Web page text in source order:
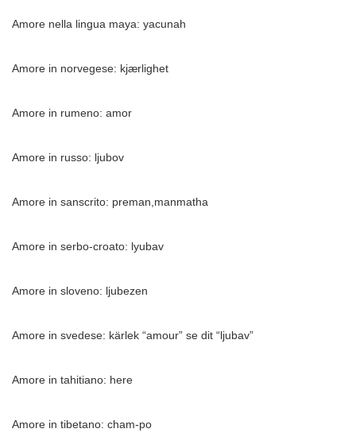
Amore nella lingua maya: yacunah
Amore in norvegese: kjærlighet
Amore in rumeno: amor
Amore in russo: ljubov
Amore in sanscrito: preman,manmatha
Amore in serbo-croato: lyubav
Amore in sloveno: ljubezen
Amore in svedese: kärlek “amour” se dit “ljubav”
Amore in tahitiano: here
Amore in tibetano: cham-po